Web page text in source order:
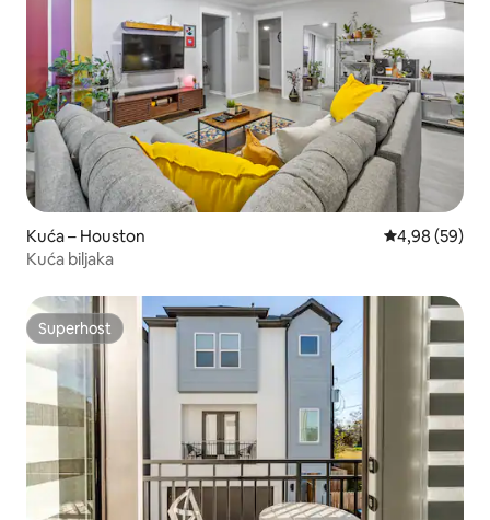
Kuća – Houston Prosječna
4,98 (59)
Kuća biljaka
Superhost
Superhost